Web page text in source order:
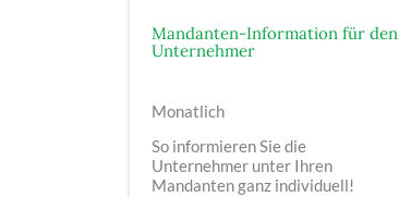
Mandanten-Information für den
Unternehmer
Monatlich
So informieren Sie die
Unternehmer unter Ihren
Mandanten ganz individuell!